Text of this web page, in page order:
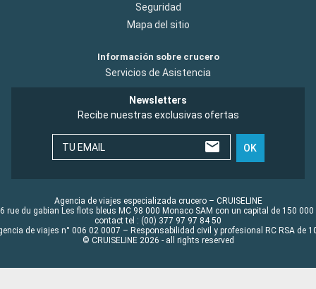
Seguridad
Mapa del sitio
Información sobre crucero
Servicios de Asistencia
Newsletters
Recibe nuestras exclusivas ofertas
TU EMAIL OK
Agencia de viajes especializada crucero – CRUISELINE
rue du gabian Les flots bleus MC 98 000 Monaco SAM con un capital de 150 000
contact tel : (00) 377 97 97 84 50
de viajes n° 006 02 0007 – Responsabilidad civil y profesional RC RSA de
© CRUISELINE 2026 - all rights reserved